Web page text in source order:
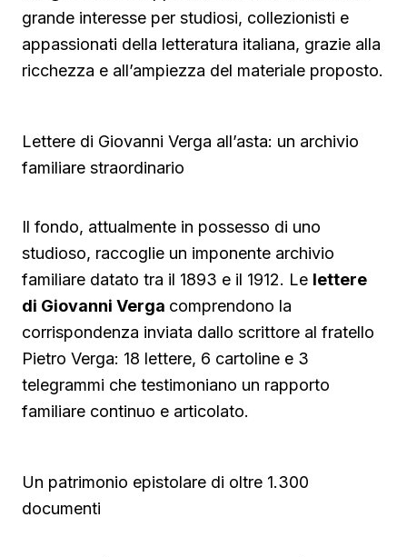
grande interesse per studiosi, collezionisti e
appassionati della letteratura italiana, grazie alla
ricchezza e all’ampiezza del materiale proposto.
Lettere di Giovanni Verga all’asta: un archivio
familiare straordinario
Il fondo, attualmente in possesso di uno
studioso, raccoglie un imponente archivio
familiare datato tra il 1893 e il 1912. Le lettere
di Giovanni Verga comprendono la
corrispondenza inviata dallo scrittore al fratello
Pietro Verga: 18 lettere, 6 cartoline e 3
telegrammi che testimoniano un rapporto
familiare continuo e articolato.
Un patrimonio epistolare di oltre 1.300
documenti